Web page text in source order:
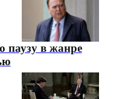
паузу в жанре